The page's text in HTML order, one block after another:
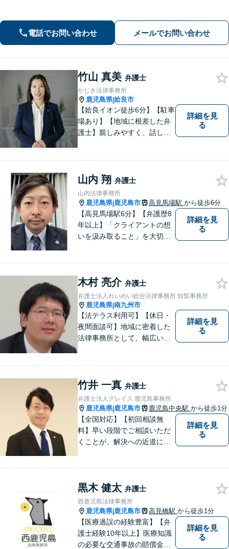
の返済に追われる自転車操業状態の方
もご相談ください」【休日・夜間相談
電話でお問い合わせ メールでお問い合わせ
竹山 真美 弁護士
かじき法律事務所
鹿児島県|姶良市
【姶良イオン徒歩6分】【駐車
場あり】【地域に根差した弁
護士】親しみやすく、話しや
金問題／交通事故など、幅広
く対応可能。お悩みの方は、
お気軽にご相談ください。
詳細を見
る
山内 翔 弁護士
山内法律事務所
鹿児島県|鹿児島市 高見馬場駅 から徒歩6分
【高見馬場駅6分】【弁護歴8
年以上】「クライアントの想
いを汲み取ること」を大切に
いく解決になるよう、精一杯
尽力いたします。【対応分野
多数！】
詳細を見
る
木村 亮介 弁護士
弁護士法人れいめい総合法律事務所 知覧事務所
鹿児島県|南九州市
【法テラス利用可】【休日・
夜間面談可】地域に密着した
法律事務所として、幅広い分
なことやお困りごとがござい
ましたらお早めにご相談くだ
さい。
詳細を見
る
竹井 一真 弁護士
弁護士法人グレイス 鹿児島事務所
鹿児島県|鹿児島市 鹿児島中央駅 から徒歩1分
【全国対応】【初回相談無
料】早い段階でご相談いただ
くことが、解決への近道にな
どんなご相談でも、どうぞお
気軽にお声がけください。
【電話・WEB相談も対応可
能】
詳細を見
る
黒木 健太 弁護士
西鹿児島法律事務所
鹿児島県|鹿児島市 高見橋駅 から徒歩1分
【医療過誤の経験豊富】【弁
護士経験10年以上】医療知識
の必要な交通事故の賠償金請
詳細を見
る